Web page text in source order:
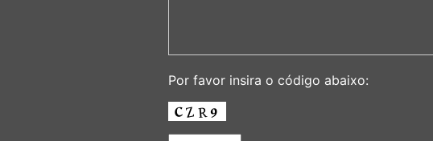
Por favor insira o código abaixo: